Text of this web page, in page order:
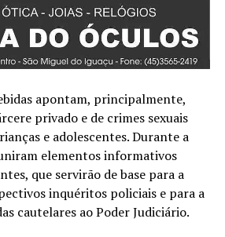
apontam, principalmente,
privado e de crimes sexuais
e adolescentes. Durante a
elementos informativos
que servirão de base para a
inquéritos policiais e para a
cautelares ao Poder Judiciário.